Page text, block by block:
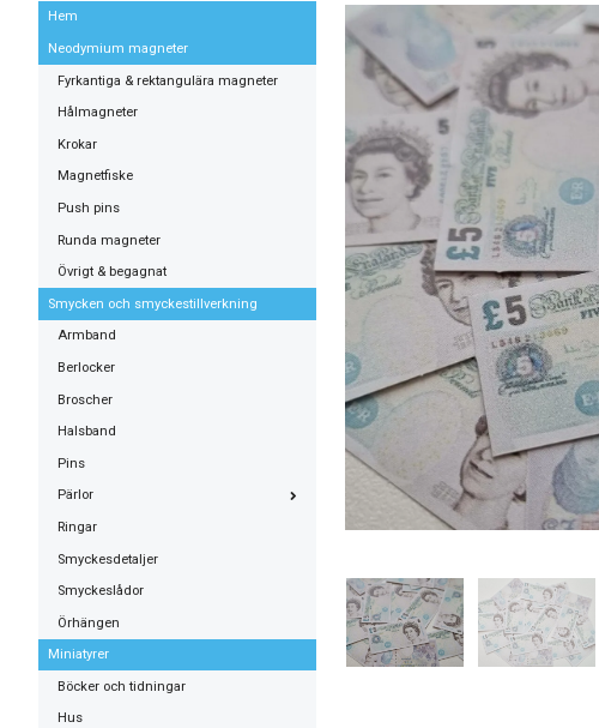
Hem
Neodymium magneter
Fyrkantiga & rektangulära magneter
Hålmagneter
Krokar
Magnetfiske
Push pins
Runda magneter
Övrigt & begagnat
Smycken och smyckestillverkning
Armband
Berlocker
Broscher
Halsband
Pins
Pärlor
Ringar
Smyckesdetaljer
Smyckeslådor
Örhängen
Miniatyrer
Böcker och tidningar
Hus